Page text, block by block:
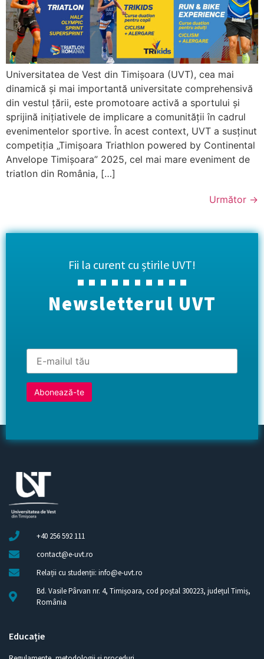
Universitatea de Vest din Timișoara (UVT), cea mai
dinamică și mai importantă universitate comprehensivă
din vestul țării, este promotoare activă a sportului și
sprijină inițiativele de implicare a comunității în cadrul
evenimentelor sportive. În acest context, UVT a susținut
competiția „Timișoara Triathlon powered by Continental
Anvelope Timișoara” 2025, cel mai mare eveniment de
triatlon din România, […]
Următor →
Fii la curent cu știrile UVT!
Newsletterul UVT
+40 256 592 111
contact@e-uvt.ro
Relații cu studenții: info@e-uvt.ro
Bd. Vasile Pârvan nr. 4, Timișoara, cod poștal 300223, județul Timiș,
România
Educație